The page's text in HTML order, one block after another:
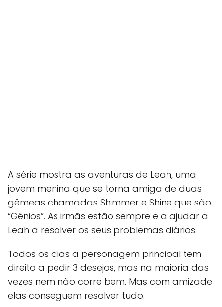
A série mostra as aventuras de Leah, uma
jovem menina que se torna amiga de duas
gêmeas chamadas Shimmer e Shine que são
“Génios”. As irmãs estão sempre e a ajudar a
Leah a resolver os seus problemas diários.
Todos os dias a personagem principal tem
direito a pedir 3 desejos, mas na maioria das
vezes nem não corre bem. Mas com amizade
elas conseguem resolver tudo.